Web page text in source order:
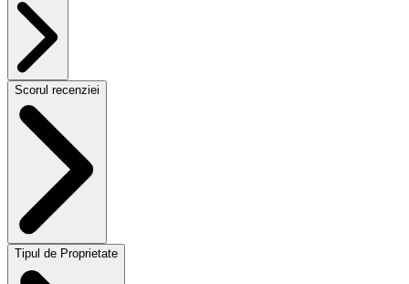
Scorul recenziei
Tipul de Proprietate